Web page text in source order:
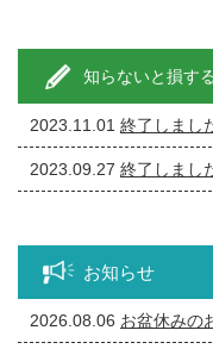
知らないと損す
2023.11.01 終了しました）
2023.09.27 終了しました）10/14-
お知らせ
2026.08.06 お盆休みの